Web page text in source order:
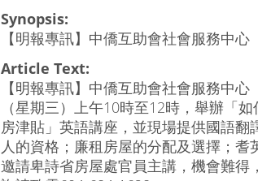
Synopsis:
【明報專訊】中僑互助會社會服務中
Article Text:
【明報專訊】中僑互助會社會服務中
（星期三）上午10時至12時，舉辦「
房津貼」英語講座，並現場提供國語
人的資格；廉租房屋的分配及選擇；
邀請卑詩省房屋處官員主講，機會難